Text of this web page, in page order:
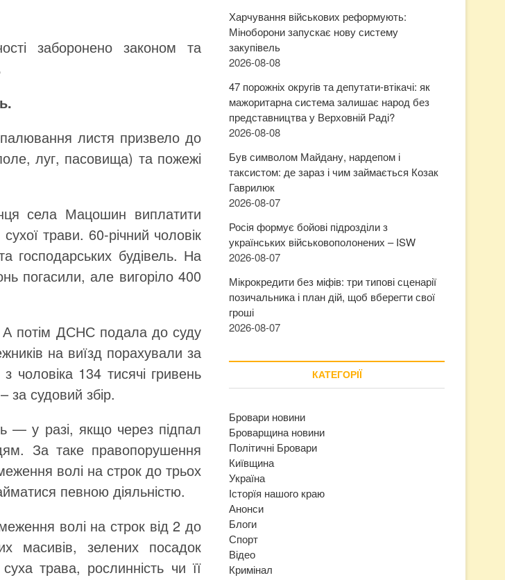
заборонено законом та
листя призвело до
луг, пасовища) та пожежі
села Мацошин виплатити
трави. 60-річний чоловік
господарських будівель. На
погасили, але вигоріло 400
А потім ДСНС подала до суду
на виїзд порахували за
134 тисячі гривень
за судовий збір.
— у разі, якщо через підпал
За таке правопорушення
волі на строк до трьох
певною діяльністю.
волі на строк від 2 до
масивів, зелених посадок
трава, рослинність чи її
Харчування військових реформують:
Міноборони запускає нову систему
закупівель
2026-08-08
47 порожніх округів та депутати-втікачі: як
мажоритарна система залишає народ без
представництва у Верховній Раді?
2026-08-08
Був символом Майдану, нардепом і
таксистом: де зараз і чим займається Козак
Гаврилюк
2026-08-07
Росія формує бойові підрозділи з
українських військовополонених – ISW
2026-08-07
Мікрокредити без міфів: три типові сценарії
позичальника і план дій, щоб вберегти свої
гроші
2026-08-07
КАТЕГОРІЇ
Бровари новини
Броварщина новини
Політичні Бровари
Київщина
Україна
Історїя нашого краю
Анонси
Блоги
Спорт
Відео
Кримінал